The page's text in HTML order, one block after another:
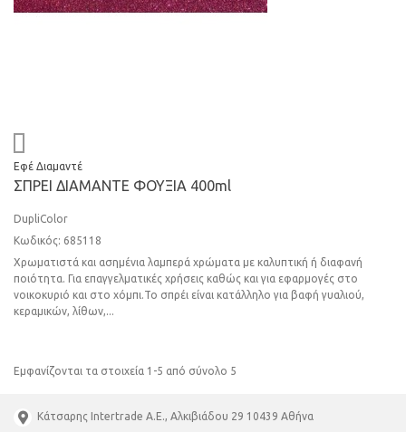
Εφέ Διαμαντέ
ΣΠPEI ΔIAMΑΝΤΕ ΦOYΞIA 400ml
DupliColor
Κωδικός: 685118
Χρωματιστά και ασημένια λαμπερά χρώματα με καλυπτική ή διαφανή
ποιότητα. Για επαγγελματικές χρήσεις καθώς και για εφαρμογές στο
νοικοκυριό και στο χόμπι.Το σπρέι είναι κατάλληλο για βαφή γυαλιού,
κεραμικών, λίθων,...
Εμφανίζονται τα στοιχεία 1-5 από σύνολο 5
Κάτσαρης Intertrade A.E., Αλκιβιάδου 29 10439 Αθήνα